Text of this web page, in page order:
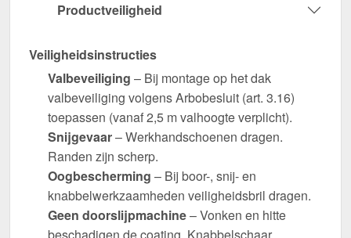
Productveiligheid
Veiligheidsinstructies
Valbeveiliging – Bij montage op het dak
valbeveiliging volgens Arbobesluit (art. 3.16)
toepassen (vanaf 2,5 m valhoogte verplicht).
Snijgevaar– Werkhandschoenen dragen.
Randen zijn scherp.
Oogbescherming – Bij boor-, snij- en
knabbelwerkzaamheden veiligheidsbril dragen.
Geen doorslijpmachine– Vonken en hitte
beschadigen de coating. Knabbelschaar,